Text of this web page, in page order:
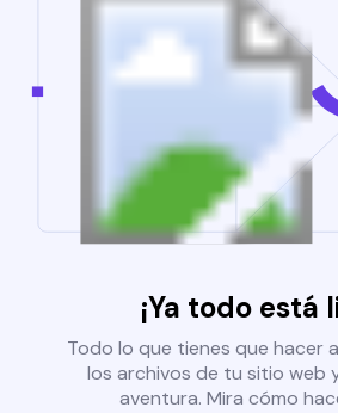
¡Ya todo está
Todo lo que tienes que hacer
los archivos de tu sitio web
aventura. Mira cómo